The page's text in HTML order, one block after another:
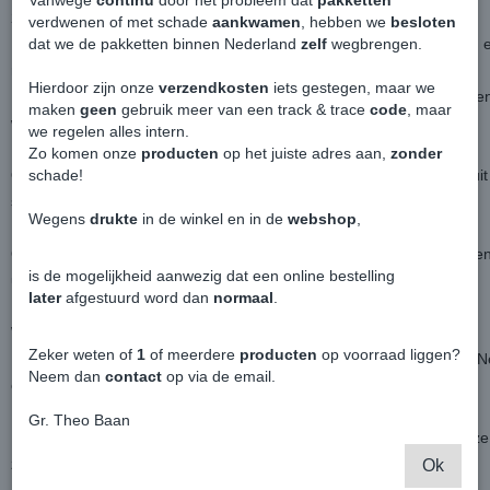
2015 .
Passen helaas niet op Comform/Highline stoelen, te herkennen aan
Heb je airbags in je stoelen? Geen probleem, hier zijn de
werkzaam blijft bij een ongeval.
Om het voor jezelf makkelijker te maken, haal de originele stoelen
stoelhoezen eroverheen.
De hoezen zijn slijtvast en geven een sportieve look.
Op zoek naar een andere kleuren combinatie of patroon? We
uitvoeringen.
Word geleverd als set van twee stuks.
Heb je een Life uitvoering en op zoek naar een set voor 5 stoelen?
ons op.
Dit betreft een "special" product. Doordat het maatwerk is, worden
verdwenen of met schade aankwamen , hebben we besloten
dat we de pakketten binnen Nederland zelf wegbrengen.
Hierdoor zijn onze verzendkosten iets gestegen, maar we
maken geen gebruik meer van een track & trace code , maar
we regelen alles intern.
Zo komen onze producten op het juiste adres aan, zonder
schade!
Wegens drukte in de winkel en in de webshop
is de mogelijkheid aanwezig dat een online bestelling
laterafgestuurd word dan normaal
Zeker weten of 1 of meerdere producten op voorraad liggen?
Neem dan contact op via de email.
Gr. Theo Baan
Ok